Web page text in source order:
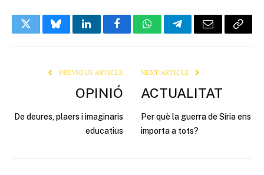
TwitterBlueskyLinkedInFacebookWhatsAppTelegramEmail Copy
PREVIOUS ARTICLE
OPINIÓ
De deures, plaers i imaginaris
educatius
NEXT ARTICLE
ACTUALITAT
Per què la guerra de Síria ens
importa a tots?